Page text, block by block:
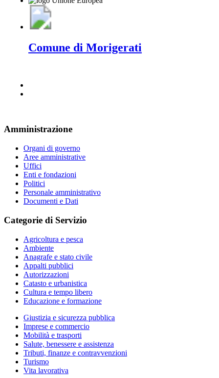
Comune di Morigerati
Amministrazione
Organi di governo
Aree amministrative
Uffici
Enti e fondazioni
Politici
Personale amministrativo
Documenti e Dati
Categorie di Servizio
Agricoltura e pesca
Ambiente
Anagrafe e stato civile
Appalti pubblici
Autorizzazioni
Catasto e urbanistica
Cultura e tempo libero
Educazione e formazione
Giustizia e sicurezza pubblica
Imprese e commercio
Mobilità e trasporti
Salute, benessere e assistenza
Tributi, finanze e contravvenzioni
Turismo
Vita lavorativa